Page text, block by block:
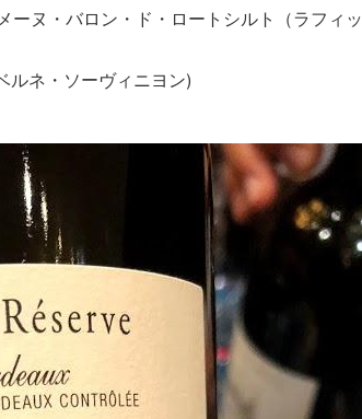
ーヌ・バロン・ド・ロートシルト（ラフィッ
ルネ・ソーヴィニヨン)